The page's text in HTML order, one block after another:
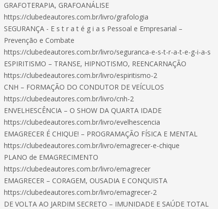
GRAFOTERAPIA, GRAFOANÁLISE
https://clubedeautores.com.br/livro/grafologia
SEGURANÇA - E s t r a t é g i a s Pessoal e Empresarial –
Prevenção e Combate
https://clubedeautores.com.br/livro/seguranca-e-s-t-r-a-t-e-g-i-a-s
ESPIRITISMO – TRANSE, HIPNOTISMO, REENCARNAÇÃO
https://clubedeautores.com.br/livro/espiritismo-2
CNH – FORMAÇÃO DO CONDUTOR DE VEÍCULOS
https://clubedeautores.com.br/livro/cnh-2
ENVELHESCÊNCIA – O SHOW DA QUARTA IDADE
https://clubedeautores.com.br/livro/evelhescencia
EMAGRECER É CHIQUE! – PROGRAMAÇÃO FÍSICA E MENTAL
https://clubedeautores.com.br/livro/emagrecer-e-chique
PLANO de EMAGRECIMENTO
https://clubedeautores.com.br/livro/emagrecer
EMAGRECER – CORAGEM, OUSADIA E CONQUISTA
https://clubedeautores.com.br/livro/emagrecer-2
DE VOLTA AO JARDIM SECRETO – IMUNIDADE E SAÚDE TOTAL